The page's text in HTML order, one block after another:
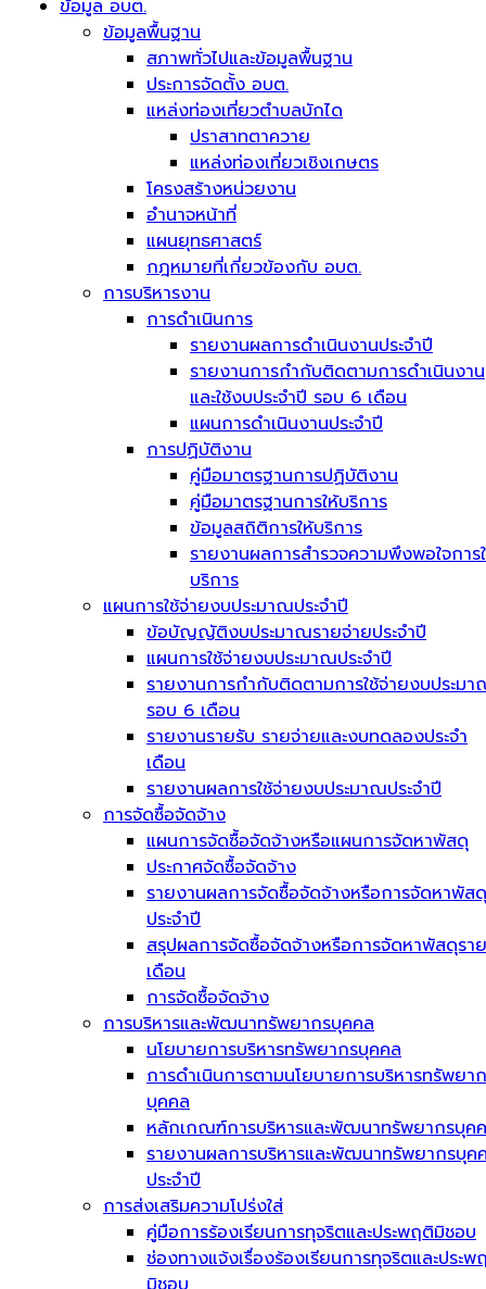
ข้อมูล อบต.
ข้อมูลพื้นฐาน
สภาพทั่วไปและข้อมูลพื้นฐาน
ประการจัดตั้ง อบต.
แหล่งท่องเที่ยวตำบลบักได
ปราสาทตาควาย
แหล่งท่องเที่ยวเชิงเกษตร
โครงสร้างหน่วยงาน
อำนาจหน้าที่
แผนยุทธศาสตร์
กฎหมายที่เกี่ยวข้องกับ อบต.
การบริหารงาน
การดำเนินการ
รายงานผลการดำเนินงานประจำปี
รายงานการกำกับติดตามการดำเนินงาน
และใช้งบประจำปี รอบ 6 เดือน
แผนการดำเนินงานประจำปี
การปฏิบัติงาน
คู่มือมาตรฐานการปฏิบัติงาน
คู่มือมาตรฐานการให้บริการ
ข้อมูลสถิติการให้บริการ
รายงานผลการสำรวจความพึงพอใจการ
บริการ
แผนการใช้จ่ายงบประมาณประจำปี
ข้อบัญญัติงบประมาณรายจ่ายประจำปี
แผนการใช้จ่ายงบประมาณประจำปี
รายงานการกำกับติดตามการใช้จ่ายงบประม
รอบ 6 เดือน
รายงานรายรับ รายจ่ายและงบทดลองประจำ
เดือน
รายงานผลการใช้จ่ายงบประมาณประจำปี
การจัดซื้อจัดจ้าง
แผนการจัดซื้อจัดจ้างหรือแผนการจัดหาพัสดุ
ประกาศจัดซื้อจัดจ้าง
รายงานผลการจัดซื้อจัดจ้างหรือการจัดหาพัสดุ
ประจำปี
สรุปผลการจัดซื้อจัดจ้างหรือการจัดหาพัสดุราย
เดือน
การจัดซื้อจัดจ้าง
การบริหารและพัฒนาทรัพยากรบุคคล
นโยบายการบริหารทรัพยากรบุคคล
การดำเนินการตามนโยบายการบริหารทรัพยา
บุคคล
หลักเกณฑ์การบริหารและพัฒนาทรัพยากรบุค
รายงานผลการบริหารและพัฒนาทรัพยากรบุค
ประจำปี
การส่งเสริมความโปร่งใส่
คู่มือการร้องเรียนการทุจริตและประพฤติมิชอบ
ช่องทางแจ้งเรื่องร้องเรียนการทุจริตและประพ